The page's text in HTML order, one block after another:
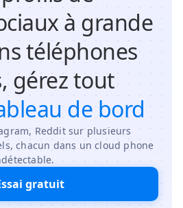
à grande
téléphones
gérez tout
de bord
Reddit sur plusieurs
chacun dans un cloud phone
gratuit